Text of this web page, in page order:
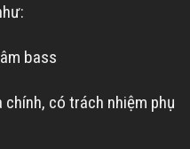
bass
có trách nhiệm phụ